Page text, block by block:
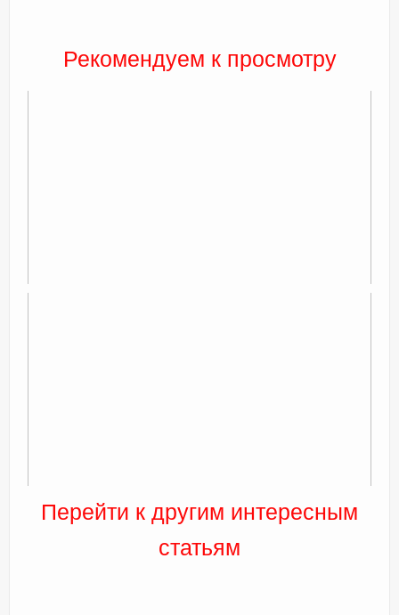
Рекомендуем к просмотру
Перейти к другим интересным
статьям